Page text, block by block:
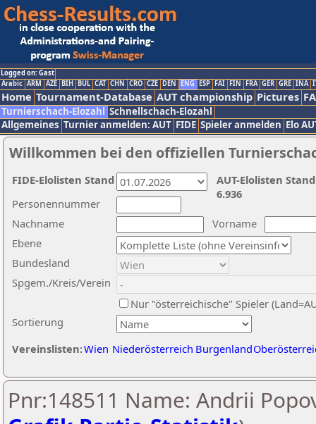
Logged on: Gast
Arabic ARM AZE BIH BUL CAT CHN CRO CZE DEN ENG ESP FAI FIN FRA GER GRE INA
Home Tournament-Database AUT championship Pictures
Turnierschach-Elozahl Schnellschach-Elozahl
Allgemeines Turnier anmelden: AUT FIDE Spieler anmelden Elo
Willkommen bei den offiziellen
Nachname
Vorname
Ebene
Sortierung
Personennummer
Bundesland
Spgem./Kreis/Verein
Nur "österreichische" Spieler
Vereinslisten:Wien Niederösterreich Burgenland
AUT-Elolisten
6.936
FIDE-Elolisten Stand
Pnr:148511 Name: Andrii